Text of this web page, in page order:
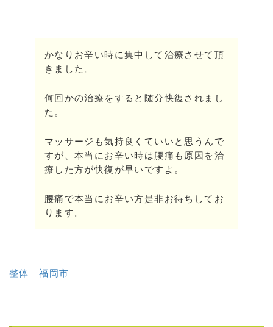
かなりお辛い時に集中して治療させて頂
きました。
何回かの治療をすると随分快復されまし
た。
マッサージも気持良くていいと思うんで
すが、本当にお辛い時は腰痛も原因を治
療した方が快復が早いですよ。
腰痛で本当にお辛い方是非お待ちしてお
ります。
整体 福岡市